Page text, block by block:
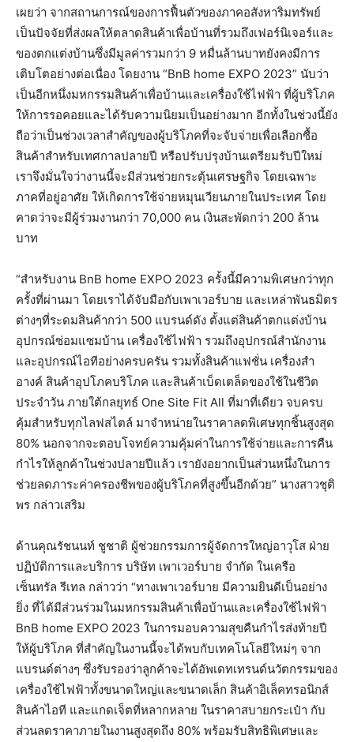
เผยว่า จากสถานการณ์ของการฟื้นตัวของภาคอสังหาริมทรัพย์
เป็นปัจจัยที่ส่งผลให้ตลาดสินค้าเพื่อบ้านที่รวมถึงเฟอร์นิเจอร์และ
ของตกแต่งบ้านซึ่งมีมูลค่ารวมกว่า 9 หมื่นล้านบาทยังคงมีการ
เติบโตอย่างต่อเนื่อง โดยงาน “BnB home EXPO 2023” นับว่า
เป็นอีกหนึ่งมหกรรมสินค้าเพื่อบ้านและเครื่องใช้ไฟฟ้า ที่ผู้บริโภค
ให้การรอคอยและได้รับความนิยมเป็นอย่างมาก อีกทั้งในช่วงนี้ยัง
ถือว่าเป็นช่วงเวลาสำคัญของผู้บริโภคที่จะจับจ่ายเพื่อเลือกซื้อ
สินค้าสำหรับเทศกาลปลายปี หรือปรับปรุงบ้านเตรียมรับปีใหม่
เราจึงมั่นใจว่างานนี้จะมีส่วนช่วยกระตุ้นเศรษฐกิจ โดยเฉพาะ
ภาคที่อยู่อาศัย ให้เกิดการใช้จ่ายหมุนเวียนภายในประเทศ โดย
คาดว่าจะมีผู้ร่วมงานกว่า 70,000 คน เงินสะพัดกว่า 200 ล้าน
บาท
“สำหรับงาน BnB home EXPO 2023 ครั้งนี้มีความพิเศษกว่าทุก
ครั้งที่ผ่านมา โดยเราได้จับมือกับเพาเวอร์บาย และเหล่าพันธมิตร
ต่างๆที่ระดมสินค้ากว่า 500 แบรนด์ดัง ตั้งแต่สินค้าตกแต่งบ้าน
อุปกรณ์ซ่อมแซมบ้าน เครื่องใช้ไฟฟ้า รวมถึงอุปกรณ์สำนักงาน
และอุปกรณ์ไอทีอย่างครบครัน รวมทั้งสินค้าแฟชั่น เครื่องสำ
อางค์ สินค้าอุปโภคบริโภค และสินค้าเบ็ดเตล็ดของใช้ในชีวิต
ประจำวัน ภายใต้กลยุทธ์ One Site Fit All ที่มาที่เดียว จบครบ
คุ้มสำหรับทุกไลฟสไตล์ มาจำหน่ายในราคาลดพิเศษทุกชิ้นสูงสุด
80% นอกจากจะตอบโจทย์ความคุ้มค่าในการใช้จ่ายและการคืน
กำไรให้ลูกค้าในช่วงปลายปีแล้ว เรายังอยากเป็นส่วนหนึ่งในการ
ช่วยลดภาระค่าครองชีพของผู้บริโภคที่สูงขึ้นอีกด้วย” นางสาวชุติ
พร กล่าวเสริม
ด้านคุณรัชนนท์ ชูชาติ ผู้ช่วยกรรมการผู้จัดการใหญ่อาวุโส ฝ่าย
ปฏิบัติการและบริการ บริษัท เพาเวอร์บาย จำกัด ในเครือ
เซ็นทรัล รีเทล กล่าวว่า “ทางเพาเวอร์บาย มีความยินดีเป็นอย่าง
ยิ่ง ที่ได้มีส่วนร่วมในมหกรรมสินค้าเพื่อบ้านและเครื่องใช้ไฟฟ้า
BnB home EXPO 2023 ในการมอบความสุขคืนกำไรส่งท้ายปี
ให้ผู้บริโภค ที่สำคัญในงานนี้จะได้พบกับเทคโนโลยีใหม่ๆ จาก
แบรนด์ต่างๆ ซึ่งรับรองว่าลูกค้าจะได้อัพเดทเทรนด์นวัตกรรมของ
เครื่องใช้ไฟฟ้าทั้งขนาดใหญ่และขนาดเล็ก สินค้าอิเล็คทรอนิกส์
สินค้าไอที และแกดเจ็ตที่หลากหลาย ในราคาสบายกระเป๋า กับ
ส่วนลดราคาภายในงานสูงสุดถึง 80% พร้อมรับสิทธิพิเศษและ